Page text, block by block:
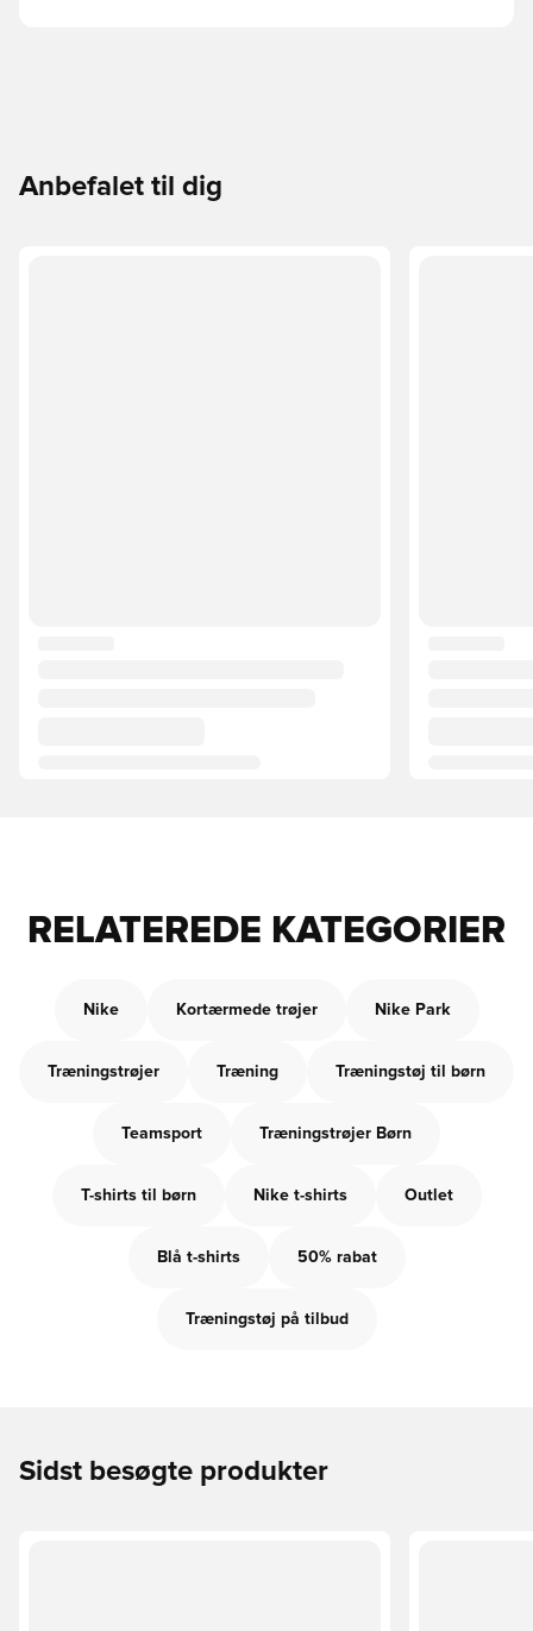
Anbefalet til dig
RELATEREDE KATEGORIER
Nike Kortærmede trøjer Nike Park
Træningstrøjer Træning Træningstøj til børn
Teamsport Træningstrøjer Børn
T-shirts til børn Nike t-shirts Outlet
Blå t-shirts 50% rabat
Træningstøj på tilbud
Sidst besøgte produkter